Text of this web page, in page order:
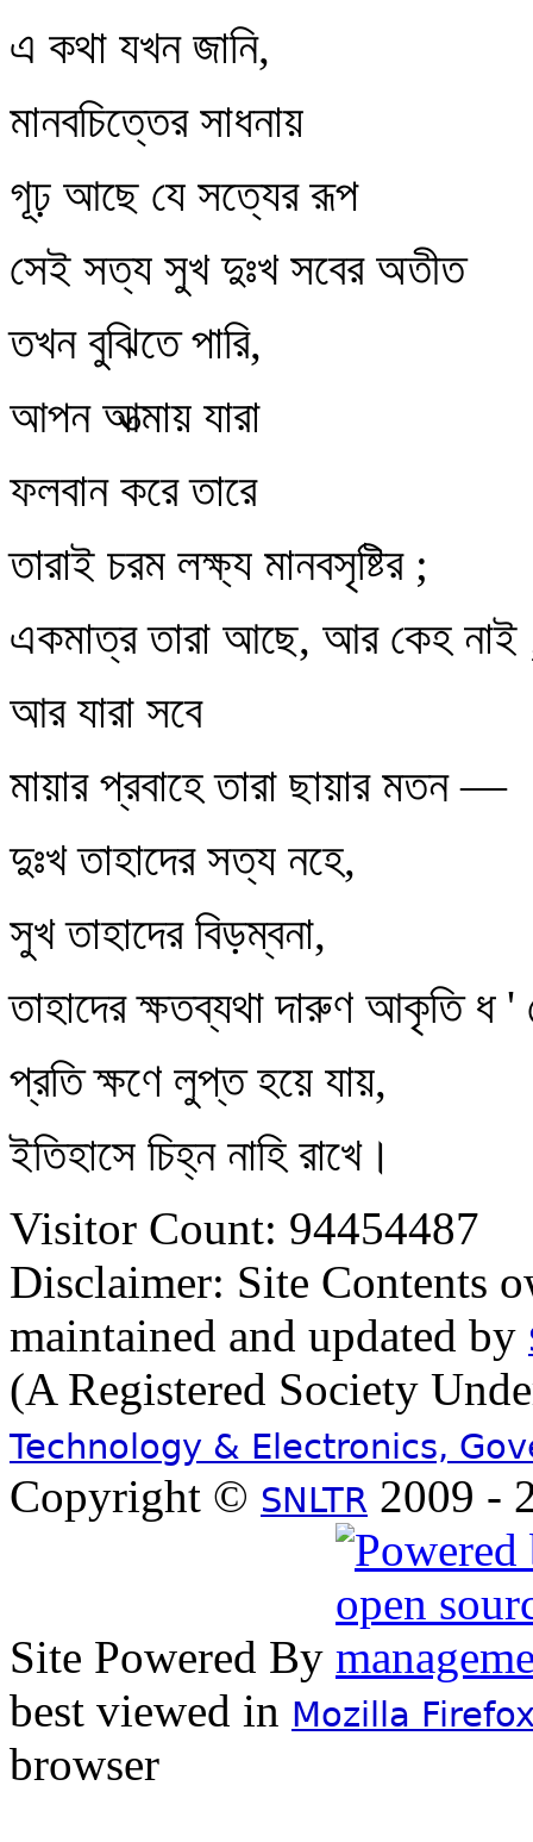
এ কথা যখন জানি,
মানবচিত্তের সাধনায়
গূঢ় আছে যে সত্যের রূপ
সেই সত্য সুখ দুঃখ সবের অতীত
তখন বুঝিতে পারি,
আপন আত্মায় যারা
ফলবান করে তারে
তারাই চরম লক্ষ্য মানবসৃষ্টির ;
একমাত্র তারা আছে, আর কেহ নাই
আর যারা সবে
মায়ার প্রবাহে তারা ছায়ার মতন —
দুঃখ তাহাদের সত্য নহে,
সুখ তাহাদের বিড়ম্বনা,
তাহাদের ক্ষতব্যথা দারুণ আকৃতি ধ '
প্রতি ক্ষণে লুপ্ত হয়ে যায়,
ইতিহাসে চিহ্ন নাহি রাখে।
Visitor Count: 94454487
Disclaimer: Site Contents
maintained and updated by
(A Registered Society
Technology & Electronics,
Copyright © SNLTR 2009 -
Site Powered By
best viewed in Mozilla
browser